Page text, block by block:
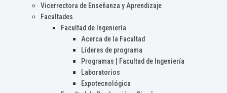
Vicerrectora de Enseñanza y Aprendizaje
Facultades
Facultad de Ingeniería
Acerca de la Facultad
Líderes de programa
Programas | Facultad de Ingeniería
Laboratorios
Expotecnológica